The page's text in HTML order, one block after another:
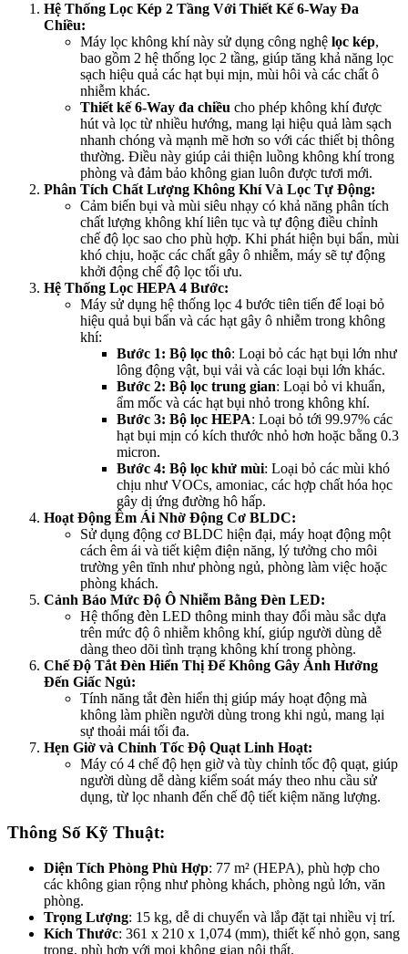
Hệ Thống Lọc Kép 2 Tầng Với Thiết Kế 6-Way Đa
Chiều:
Máy lọc không khí này sử dụng công nghệ lọc kép,
bao gồm 2 hệ thống lọc 2 tầng, giúp tăng khả năng lọc
sạch hiệu quả các hạt bụi mịn, mùi hôi và các chất ô
nhiễm khác.
Thiết kế 6-Way đa chiều cho phép không khí được
hút và lọc từ nhiều hướng, mang lại hiệu quả làm sạch
nhanh chóng và mạnh mẽ hơn so với các thiết bị thông
thường. Điều này giúp cải thiện luồng không khí trong
phòng và đảm bảo không gian luôn được tươi mới.
Phân Tích Chất Lượng Không Khí Và Lọc Tự Động:
Cảm biến bụi và mùi siêu nhạy có khả năng phân tích
chất lượng không khí liên tục và tự động điều chỉnh
chế độ lọc sao cho phù hợp. Khi phát hiện bụi bẩn, mùi
khó chịu, hoặc các chất gây ô nhiễm, máy sẽ tự động
khởi động chế độ lọc tối ưu.
Hệ Thống Lọc HEPA 4 Bước:
Máy sử dụng hệ thống lọc 4 bước tiên tiến để loại bỏ
hiệu quả bụi bẩn và các hạt gây ô nhiễm trong không
khí:
Bước 1: Bộ lọc thô: Loại bỏ các hạt bụi lớn như
lông động vật, bụi vải và các loại bụi lớn khác.
Bước 2: Bộ lọc trung gian: Loại bỏ vi khuẩn,
ẩm mốc và các hạt bụi nhỏ trong không khí.
Bước 3: Bộ lọc HEPA: Loại bỏ tới 99.97% các
hạt bụi mịn có kích thước nhỏ hơn hoặc bằng 0.3
micron.
Bước 4: Bộ lọc khử mùi: Loại bỏ các mùi khó
chịu như VOCs, amoniac, các hợp chất hóa học
gây dị ứng đường hô hấp.
Hoạt Động Êm Ái Nhờ Động Cơ BLDC:
Sử dụng động cơ BLDC hiện đại, máy hoạt động một
cách êm ái và tiết kiệm điện năng, lý tưởng cho môi
trường yên tĩnh như phòng ngủ, phòng làm việc hoặc
phòng khách.
Cảnh Báo Mức Độ Ô Nhiễm Bằng Đèn LED:
Hệ thống đèn LED thông minh thay đổi màu sắc dựa
trên mức độ ô nhiễm không khí, giúp người dùng dễ
dàng theo dõi tình trạng không khí trong phòng.
Chế Độ Tắt Đèn Hiển Thị Để Không Gây Ảnh Hưởng
Đến Giấc Ngủ:
Tính năng tắt đèn hiển thị giúp máy hoạt động mà
không làm phiền người dùng trong khi ngủ, mang lại
sự thoải mái tối đa.
Hẹn Giờ và Chỉnh Tốc Độ Quạt Linh Hoạt:
Máy có 4 chế độ hẹn giờ và tùy chỉnh tốc độ quạt, giúp
người dùng dễ dàng kiểm soát máy theo nhu cầu sử
dụng, từ lọc nhanh đến chế độ tiết kiệm năng lượng.
Thông Số Kỹ Thuật:
Diện Tích Phòng Phù Hợp: 77 m² (HEPA), phù hợp cho
các không gian rộng như phòng khách, phòng ngủ lớn, văn
phòng.
Trọng Lượng: 15 kg, dễ di chuyển và lắp đặt tại nhiều vị trí.
Kích Thước: 361 x 210 x 1,074 (mm), thiết kế nhỏ gọn, sang
trọng, phù hợp với mọi không gian nội thất.